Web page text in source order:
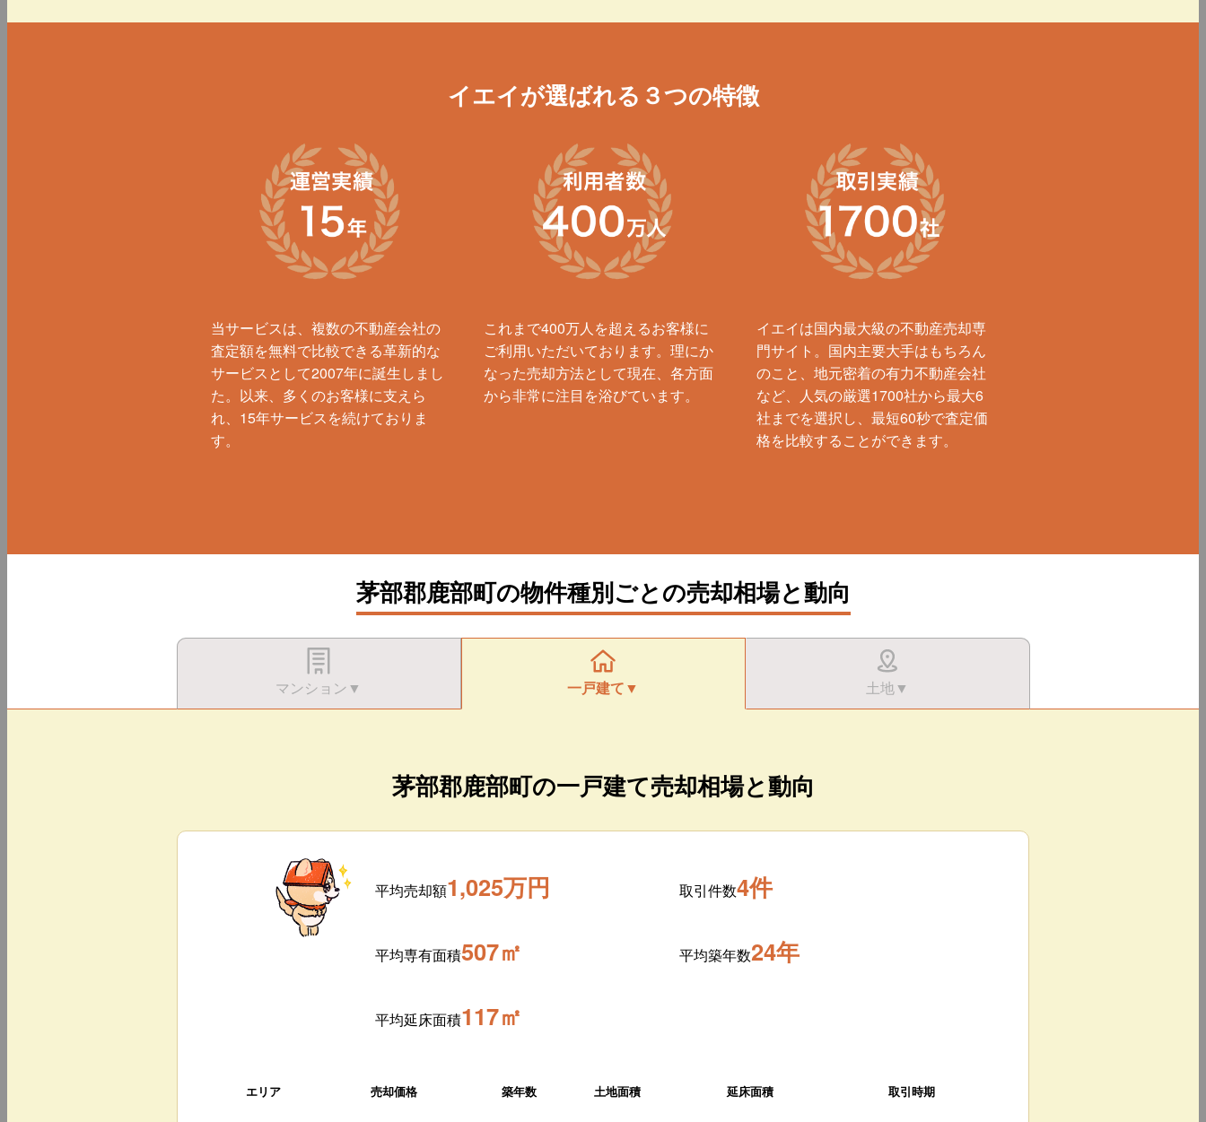
イエイが選ばれる３つの特徴
当サービスは、複数の不動産会社の
査定額を無料で比較できる革新的な
サービスとして2007年に誕生しまし
た。以来、多くのお客様に支えら
れ、15年サービスを続けておりま
す。
これまで400万人を超えるお客様に
ご利用いただいております。理にか
なった売却方法として現在、各方面
から非常に注目を浴びています。
イエイは国内最大級の不動産売却専
門サイト。国内主要大手はもちろん
のこと、地元密着の有力不動産会社
など、人気の厳選1700社から最大6
社までを選択し、最短60秒で査定価
格を比較することができます。
茅部郡鹿部町の物件種別ごとの売却相場と動向
マンション▼ 一戸建て▼ 土地▼
茅部郡鹿部町の一戸建て売却相場と動向
平均売却額1,025万円 取引件数4件
平均専有面積507㎡ 平均築年数24年
平均延床面積117㎡
エリア 売却価格 築年数 土地面積 延床面積 取引時期